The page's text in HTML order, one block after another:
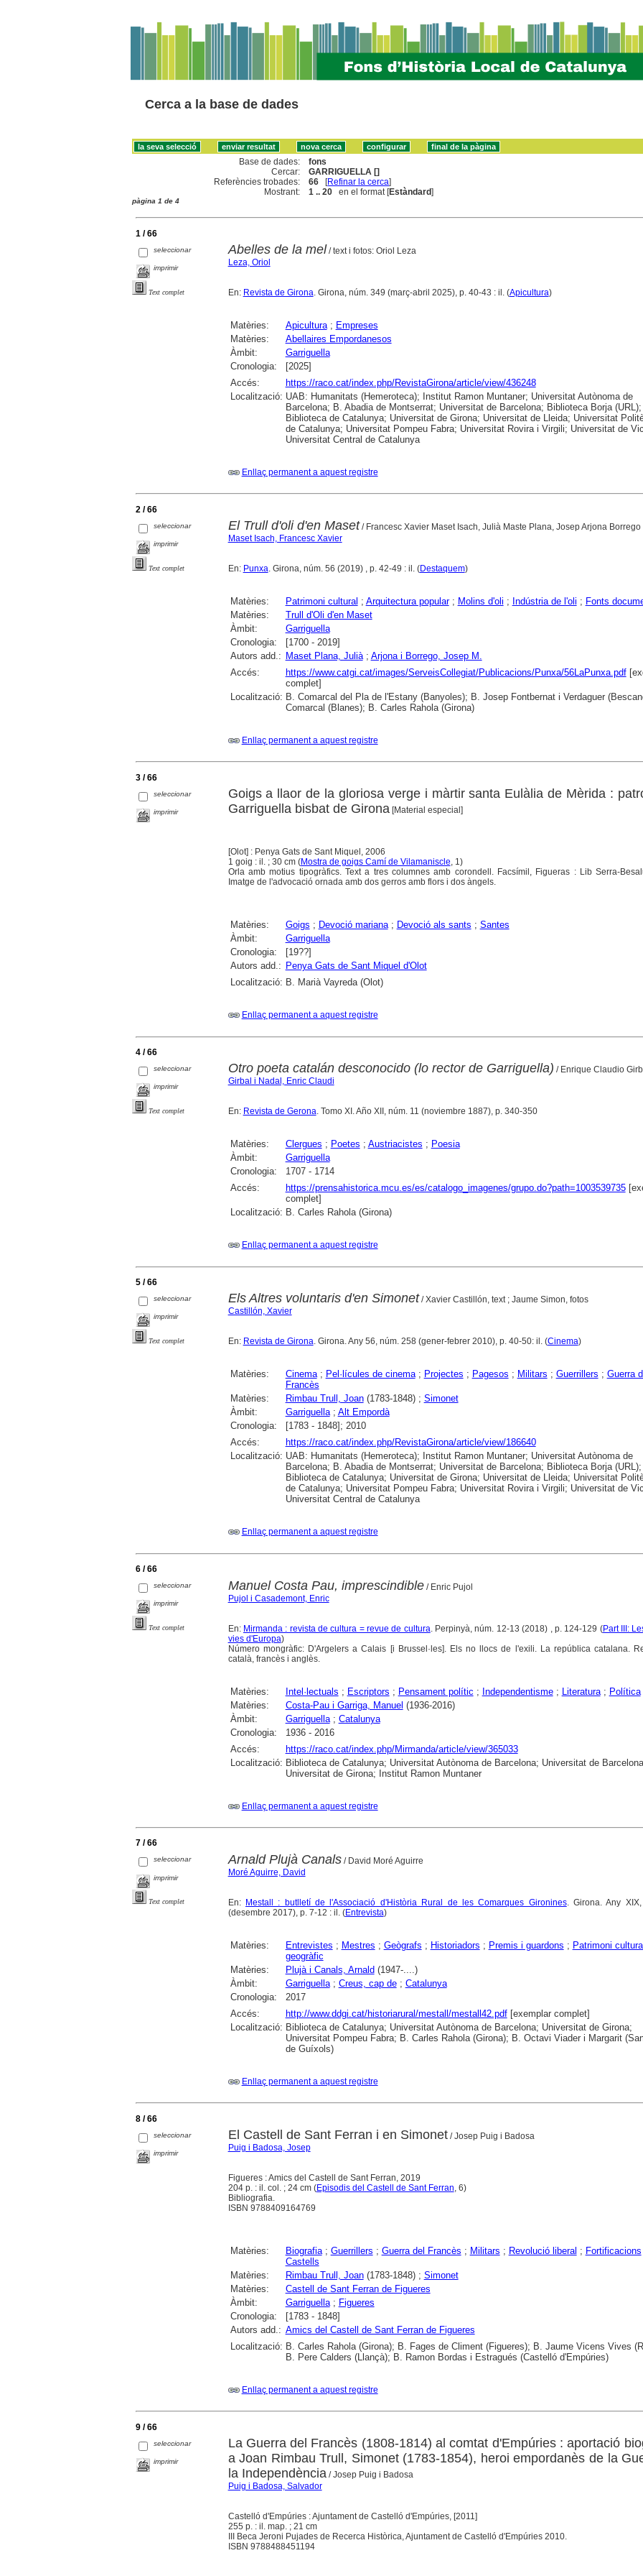
Cerca a la base de dades
Base de dades:
fons
Cercar:
GARRIGUELLA []
Referències trobades:
66 [Refinar la cerca]
Mostrant:
1 .. 20 en el format [Estàndard]
pàgina 1 de 4
1 / 66
seleccionar
imprimir
Text complet
Abelles de la mel/ text i fotos: Oriol Leza
Leza, Oriol
En: Revista de Girona. Girona, núm. 349 (març-abril 2025), p. 40-43 : il. (Apicultura)
Matèries: Apicultura; Empreses
Matèries:
Abellaires Empordanesos
Àmbit:
Garriguella
Cronologia:
[2025]
Accés:
https://raco.cat/index.php/RevistaGirona/article/view/436248
Localització: UAB: Humanitats (Hemeroteca); Institut Ramon Muntaner; Universitat Autònoma de
Barcelona; B. Abadia de Montserrat; Universitat de Barcelona; Biblioteca Borja (URL);
Biblioteca de Catalunya; Universitat de Girona; Universitat de Lleida; Universitat
de Catalunya; Universitat Pompeu Fabra; Universitat Rovira i Virgili; Universitat de
Universitat Central de Catalunya
Enllaç permanent a aquest registre
2 / 66
seleccionar
imprimir
Text complet
El Trull d'oli d'en Maset/ Francesc Xavier Maset Isach, Julià Maste Plana, Josep Arjona Borrego
Maset Isach, Francesc Xavier
En: Punxa. Girona, núm. 56 (2019) , p. 42-49 : il. (Destaquem)
Matèries: Patrimoni cultural ; Arquitectura popular; Molins d'oli ; Indústria de l'oli ; Fonts
Matèries:
Trull d'Oli d'en Maset
Àmbit:
Garriguella
Cronologia:
[1700 - 2019]
Autors add.: Maset Plana, Julià; Arjona i Borrego, Josep M.
Accés:
https://www.catgi.cat/images/ServeisCollegiat/Publicacions/Punxa/56LaPunxa.pdf
complet]
Localització: B. Comarcal del Pla de l'Estany (Banyoles); B. Josep Fontbernat i Verdaguer
Comarcal (Blanes); B. Carles Rahola (Girona)
Enllaç permanent a aquest registre
3 / 66
seleccionar
imprimir
Goigs a llaor de la gloriosa verge i màrtir santa Eulàlia de Mèrida :
Garriguella bisbat de Girona[Material especial]
[Olot] : Penya Gats de Sant Miquel, 2006
1 goig : il. ; 30 cm (Mostra de goigs Camí de Vilamaniscle, 1)
Orla amb motius tipogràfics. Text a tres columnes amb corondell. Facsímil, Figueras : Lib Serra-
Imatge de l'advocació ornada amb dos gerros amb flors i dos àngels.
Matèries: Goigs ; Devoció mariana; Devoció als sants ; Santes
Àmbit:
Garriguella
Cronologia:
[19??]
Autors add.: Penya Gats de Sant Miquel d'Olot
Localització: B. Marià Vayreda (Olot)
Enllaç permanent a aquest registre
4 / 66
seleccionar
imprimir
Text complet
Otro poeta catalán desconocido (lo rector de Garriguella) / Enrique Claudio
Girbal i Nadal, Enric Claudi
En: Revista de Gerona. Tomo XI. Año XII, núm. 11 (noviembre 1887), p. 340-350
Matèries: Clergues ; Poetes ; Austriacistes ; Poesia
Àmbit:
Garriguella
Cronologia:
1707 - 1714
Accés:
https://prensahistorica.mcu.es/es/catalogo_imagenes/grupo.do?path=1003539735
complet]
Localització: B. Carles Rahola (Girona)
Enllaç permanent a aquest registre
5 / 66
seleccionar
imprimir
Text complet
Els Altres voluntaris d'en Simonet/ Xavier Castillón, text ; Jaume Simon, fotos
Castillón, Xavier
En: Revista de Girona. Girona. Any 56, núm. 258 (gener-febrer 2010), p. 40-50: il. (Cinema)
Matèries: Cinema; Pel·lícules de cinema; Projectes ; Pagesos ; Militars ; Guerrillers ; Guerra
Francès
Matèries:
Rimbau Trull, Joan(1783-1848) ; Simonet
Àmbit:
Garriguella; Alt Empordà
Cronologia:
[1783 - 1848]; 2010
Accés:
https://raco.cat/index.php/RevistaGirona/article/view/186640
Localització: UAB: Humanitats (Hemeroteca); Institut Ramon Muntaner; Universitat Autònoma de
Barcelona; B. Abadia de Montserrat; Universitat de Barcelona; Biblioteca Borja (URL);
Biblioteca de Catalunya; Universitat de Girona; Universitat de Lleida; Universitat
de Catalunya; Universitat Pompeu Fabra; Universitat Rovira i Virgili; Universitat de
Universitat Central de Catalunya
Enllaç permanent a aquest registre
6 / 66
seleccionar
imprimir
Text complet
Manuel Costa Pau, imprescindible/ Enric Pujol
Pujol i Casademont, Enric
En: Mirmanda : revista de cultura = revue de cultura . Perpinyà, núm. 12-13 (2018) , p. 124-129 (Part III:
vies d'Europa)
Número mongràfic: D'Argelers a Calais [i Brussel·les]. Els no llocs de l'exili. La república catalana.
català, francès i anglès.
Matèries: Intel·lectuals ; Escriptors ; Pensament polític ; Independentisme; Literatura; Política
Matèries:
Costa-Pau i Garriga, Manuel (1936-2016)
Àmbit:
Garriguella; Catalunya
Cronologia:
1936 - 2016
Accés:
https://raco.cat/index.php/Mirmanda/article/view/365033
Localització: Biblioteca de Catalunya; Universitat Autònoma de Barcelona; Universitat de
Universitat de Girona; Institut Ramon Muntaner
Enllaç permanent a aquest registre
7 / 66
seleccionar
imprimir
Text complet
Arnald Plujà Canals/ David Moré Aguirre
Moré Aguirre, David
En: Mestall : butlletí de l'Associació d'Història Rural de les Comarques Gironines. Girona. Any
(desembre 2017), p. 7-12 : il. (Entrevista)
Matèries: Entrevistes ; Mestres ; Geògrafs ; Historiadors ; Premis i guardons ; Patrimoni
geogràfic
Matèries:
Plujà i Canals, Arnald(1947-....)
Àmbit:
Garriguella; Creus, cap de; Catalunya
Cronologia:
2017
Accés:
http://www.ddgi.cat/historiarural/mestall/mestall42.pdf[exemplar complet]
Localització: Biblioteca de Catalunya; Universitat Autònoma de Barcelona; Universitat de Girona;
Universitat Pompeu Fabra; B. Carles Rahola (Girona); B. Octavi Viader i Margarit
de Guíxols)
Enllaç permanent a aquest registre
8 / 66
seleccionar
imprimir
El Castell de Sant Ferran i en Simonet/ Josep Puig i Badosa
Puig i Badosa, Josep
Figueres : Amics del Castell de Sant Ferran, 2019
204 p. : il. col. ; 24 cm (Episodis del Castell de Sant Ferran , 6)
Bibliografia.
ISBN 9788409164769
Matèries: Biografia; Guerrillers ; Guerra del Francès ; Militars ; Revolució liberal ; Fortificacions
Castells
Matèries:
Rimbau Trull, Joan(1783-1848) ; Simonet
Matèries:
Castell de Sant Ferran de Figueres
Àmbit:
Garriguella; Figueres
Cronologia:
[1783 - 1848]
Autors add.: Amics del Castell de Sant Ferran de Figueres
Localització: B. Carles Rahola (Girona); B. Fages de Climent (Figueres); B. Jaume Vicens Vives
B. Pere Calders (Llançà); B. Ramon Bordas i Estragués (Castelló d'Empúries)
Enllaç permanent a aquest registre
9 / 66
seleccionar
imprimir
La Guerra del Francès (1808-1814) al comtat d'Empúries : aportació
a Joan Rimbau Trull, Simonet (1783-1854), heroi empordanès de la
la Independència/ Josep Puig i Badosa
Puig i Badosa, Salvador
Castelló d'Empúries : Ajuntament de Castelló d'Empúries, [2011]
255 p. : il. map. ; 21 cm
III Beca Jeroni Pujades de Recerca Històrica, Ajuntament de Castelló d'Empúries 2010.
ISBN 9788488451194